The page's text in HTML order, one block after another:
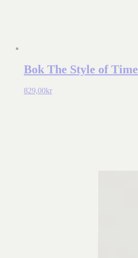
Bok The Style of Time
829,00kr